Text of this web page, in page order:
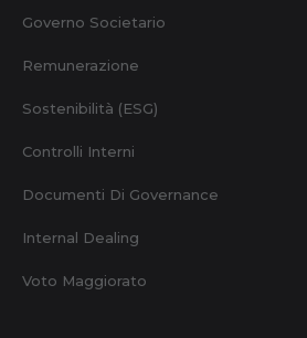
Governo Societario
Remunerazione
Sostenibilità (ESG)
Controlli Interni
Documenti Di Governance
Internal Dealing
Voto Maggiorato